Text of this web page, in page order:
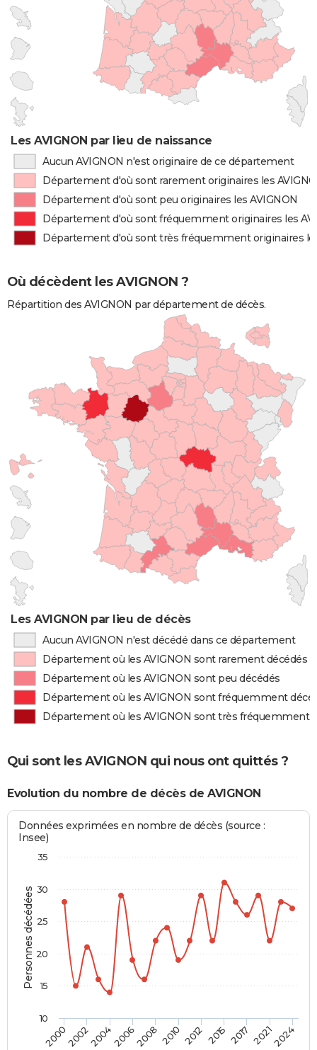
Les AVIGNON par lieu de naissance
Aucun AVIGNON n'est originaire de ce département
Département d'où sont rarement originaires les
Département d'où sont peu originaires les AVIGNON
Département d'où sont fréquemment originaires les
Département d'où sont très fréquemment originaires
Où décèdent les AVIGNON ?
Répartition des AVIGNON par département de décès.
Les AVIGNON par lieu de décès
Aucun AVIGNON n'est décédé dans ce département
Département où les AVIGNON sont rarement décédés
Département où les AVIGNON sont peu décédés
Département où les AVIGNON sont fréquemment
Département où les AVIGNON sont très fréquemment
Qui sont les AVIGNON qui nous ont quittés ?
Evolution du nombre de décès de AVIGNON
Personnes décédées
Données exprimées en nombre de décès (source :
Insee)
20002002200420062008 2010 2012 2015 2017 20212024
10
15
20
25
30
35